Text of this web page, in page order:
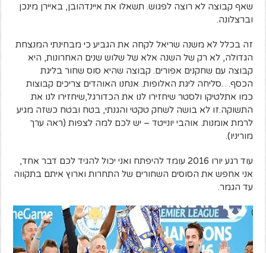
שאף קבוצה לא רוצה לפגוש. תשאלו את איינדהובן, באיירן מינכן
וברצלונה.
זה בכלל לא משנה שריאל לקחה את הגביע כי מבחינתי המנצחת
הגדולה, לא רק של השנה אלא של שלוש שנים האחרונות, היא
קבוצה עם שחקנים אפורים. קבוצה שהיא סוס שחור בליגת
הכסף…סליחה ליגת האלופות. אנחנו האוהדים צריכים קבוצות
כמו אתלטיקו ולסטר שיחזירו לנו את הכדורגל,שיחזירו לנו את
התשוקה.זו לא בושה לשחק טקטי והגנתי, בטח ובטח כשזה מגיע
לרמת אומנות. אוהבי יונייטד – יש לכם למה לצפות (ראה ערך
מוריניו).
עוד רגע יורו 2016 עומד להיפתח ואני יכול להגיד לכם דבר אחד,
אני אחפש את הסוסים השחורים של התחרות וארוץ איתם בתקווה
עד הגמר.